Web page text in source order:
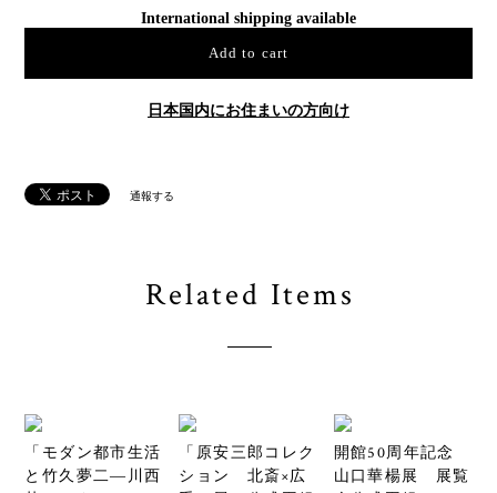
International shipping available
Add to cart
日本国内にお住まいの方向け
通報する
Related Items
「モダン都市生活
と竹久夢二―川西
「原安三郎コレク
ション 北斎×広
開館50周年記念
山口華楊展 展覧